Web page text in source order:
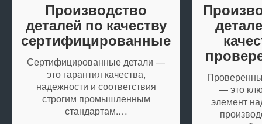
Производство
деталей по качеству
сертифицированные
Сертифицированные детали —
это гарантия качества,
надежности и соответствия
строгим промышленным
стандартам.…
— это
элемент